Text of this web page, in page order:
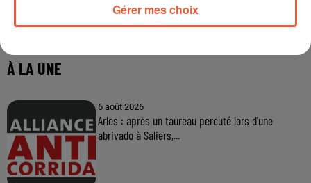
À LA UNE
6 août 2026
Arles : après un taureau percuté lors d'une
abrivado à Saliers,...
Gérer mes choix